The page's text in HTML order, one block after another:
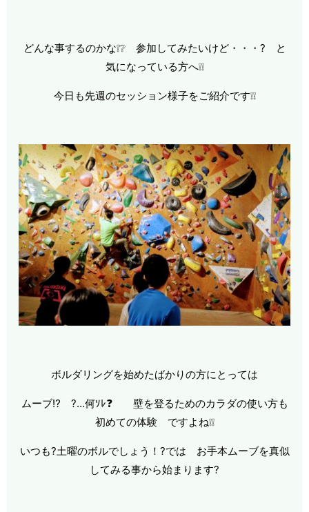
どんな事するのかな❕❔ 参加してみたいけど・・・? と
気になっている方へ❕❕
今日も先週のセッション様子をご紹介です❕❕
ボルダリングを始めたばかりの方にとっては
ムーブ⁉ ?…何ｿﾚ❓ 壁を登るためのカラダの使い方も
初めての体験 ですよね❕❕
いつも?土曜のボルでしょう！?では お手本ムーブを真似
してみる事から始まります?